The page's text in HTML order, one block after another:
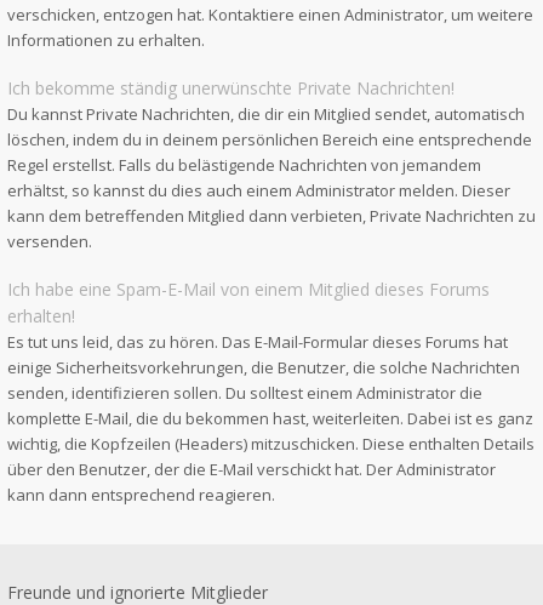
verschicken, entzogen hat. Kontaktiere einen Administrator, um weitere
Informationen zu erhalten.
Ich bekomme ständig unerwünschte Private Nachrichten!
Du kannst Private Nachrichten, die dir ein Mitglied sendet, automatisch
löschen, indem du in deinem persönlichen Bereich eine entsprechende
Regel erstellst. Falls du belästigende Nachrichten von jemandem
erhältst, so kannst du dies auch einem Administrator melden. Dieser
kann dem betreffenden Mitglied dann verbieten, Private Nachrichten zu
versenden.
Ich habe eine Spam-E-Mail von einem Mitglied dieses Forums
erhalten!
Es tut uns leid, das zu hören. Das E-Mail-Formular dieses Forums hat
einige Sicherheitsvorkehrungen, die Benutzer, die solche Nachrichten
senden, identifizieren sollen. Du solltest einem Administrator die
komplette E-Mail, die du bekommen hast, weiterleiten. Dabei ist es ganz
wichtig, die Kopfzeilen (Headers) mitzuschicken. Diese enthalten Details
über den Benutzer, der die E-Mail verschickt hat. Der Administrator
kann dann entsprechend reagieren.
Freunde und ignorierte Mitglieder